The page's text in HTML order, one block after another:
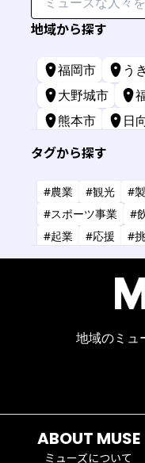
地域から探す
福岡市 う
大野城市
熊本市
日
苅田町
タグから探す
#農業 #観光 #
#スポーツ事業
#
#起業
#応援 #
#共創
#健康 #
#タレント
#商業
地域のミュ
ABOUT MUSE
ミューズについて